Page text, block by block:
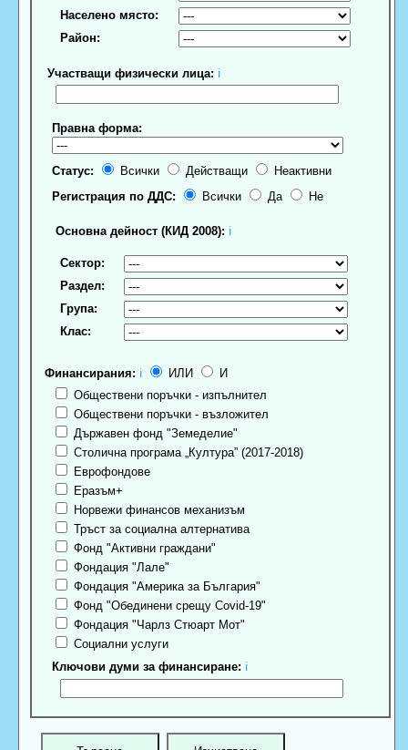
Населено място:
Район:
Участващи физически лица: ℹ
Правна форма:
Статус: Всички Действащи
Неактивни
Регистрация по ДДС:
Всички Да Не
Основна дейност (КИД 2008): ℹ
Сектор:
Раздел:
Група:
Клас:
Финансирания: ℹ ИЛИ
И
Обществени поръчки - изпълнител
Обществени поръчки - възложител
Държавен фонд "Земеделие"
Столична програма „Култура” (2017-2018)
Еврофондове
Еразъм+
Норвежи финансов механизъм
Тръст за социална алтернатива
Фонд "Активни граждани"
Фондация "Лале"
Фондация "Америка за България"
Фонд "Обединени срещу Covid-19"
Фондация "Чарлз Стюарт Мот"
Социални услуги
Ключови думи за финансиране: ℹ